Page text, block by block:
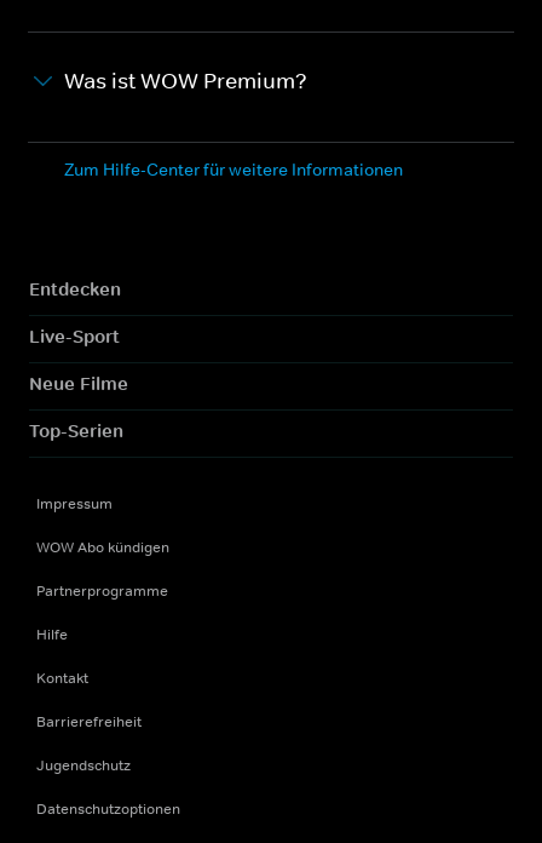
Was ist WOW Premium?
Zum Hilfe-Center für weitere Informationen
Entdecken
Live-Sport
Neue Filme
Top-Serien
Impressum
WOW Abo kündigen
Partnerprogramme
Hilfe
Kontakt
Barrierefreiheit
Jugendschutz
Datenschutzoptionen